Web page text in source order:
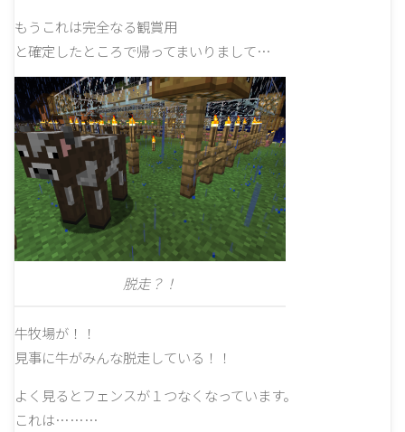
もうこれは完全なる観賞用
と確定したところで帰ってまいりまして…
脱走？！
牛牧場が！！
見事に牛がみんな脱走している！！
よく見るとフェンスが１つなくなっています。
これは………